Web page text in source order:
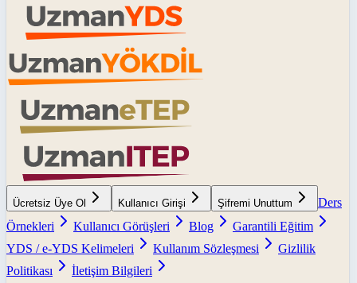
Ücretsiz Üye Ol Kullanıcı Girişi Şifremi Unuttum
Ders
Örnekleri
Kullanıcı Görüşleri Blog
Garantili Eğitim
YDS / e-YDS Kelimeleri
Kullanım Sözleşmesi
Gizlilik
Politikası
İletişim Bilgileri